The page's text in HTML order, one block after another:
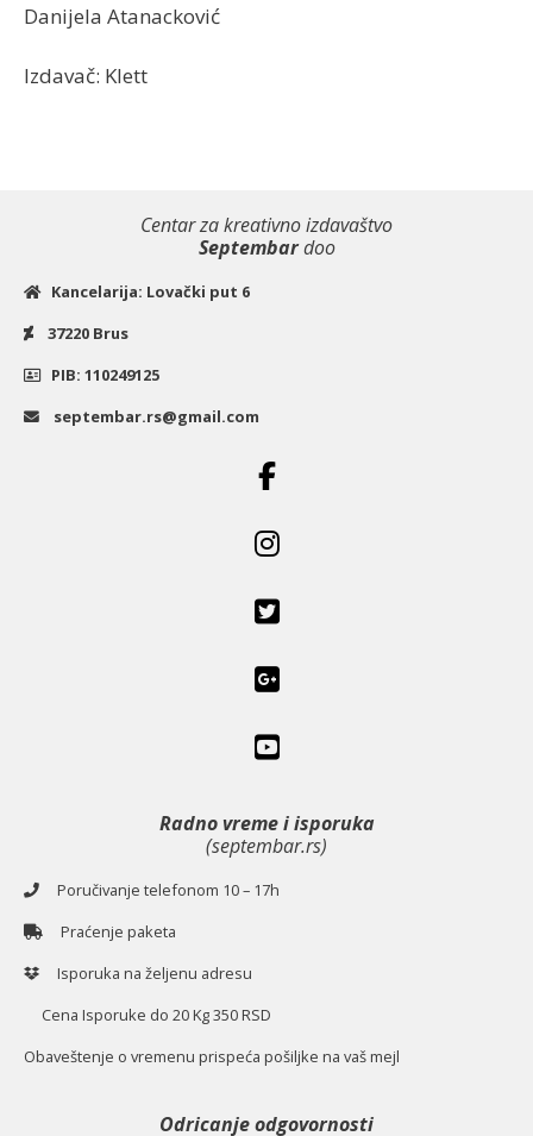
Danijela Atanacković
Izdavač: Klett
Centar za kreativno izdavaštvo
Septembardoo
Kancelarija: Lovački put 6
37220 Brus
PIB: 110249125
septembar.rs@gmail.com
Radno vreme i isporuka
(septembar.rs)
Poručivanje telefonom 10 – 17h
Praćenje paketa
Isporuka na željenu adresu
Cena Isporuke do 20 Kg 350 RSD
Obaveštenje o vremenu prispeća pošiljke na vaš mejl
Odricanje odgovornosti